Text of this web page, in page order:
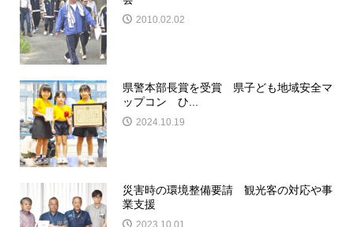
2010.02.02
県警本部長賞を受賞 県子ども地域安全マ
ップコン ひ...
2024.10.19
災害時の環境整備要請 観光客の対応や事
業支援
2023.10.01